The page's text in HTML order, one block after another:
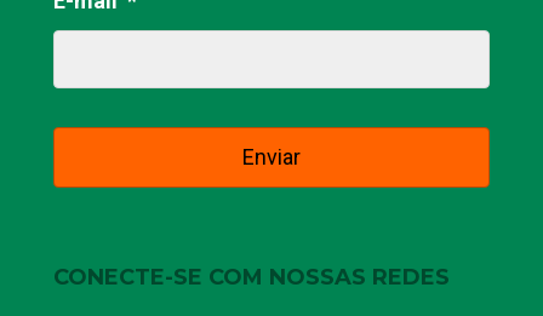
CONECTE-SE COM NOSSAS REDES